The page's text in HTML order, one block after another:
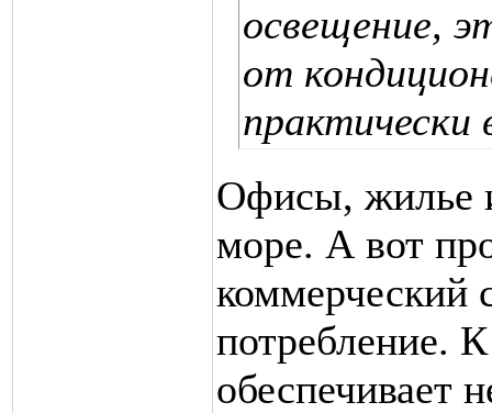
освещение,
от
практически
Офисы, жилье
море. А вот
коммерческий
потребление.
обеспечивает